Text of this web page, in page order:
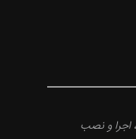
اجرا و نصب